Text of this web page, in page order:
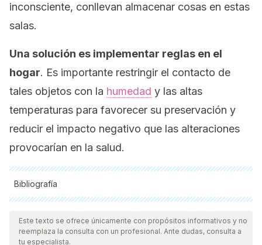
inconsciente, conllevan almacenar cosas en estas
salas.
Una solución es implementar reglas en el
hogar. Es importante restringir el contacto de
tales objetos con la humedad y las altas
temperaturas para favorecer su preservación y
reducir el impacto negativo que las alteraciones
provocarían en la salud.
Bibliografía
Todas las fuentes citadas fueron revisadas a profundidad por
nuestro equipo, para asegurar su calidad, confiabilidad,
vigencia y validez.La bibliografía de este artículo fue
Este texto se ofrece únicamente con propósitos informativos y no
reemplaza la consulta con un profesional. Ante dudas, consulta a
tu especialista.